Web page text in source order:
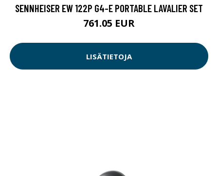
SENNHEISER EW 122P G4-E PORTABLE LAVALIER SET
761.05 EUR
LISÄTIETOJA